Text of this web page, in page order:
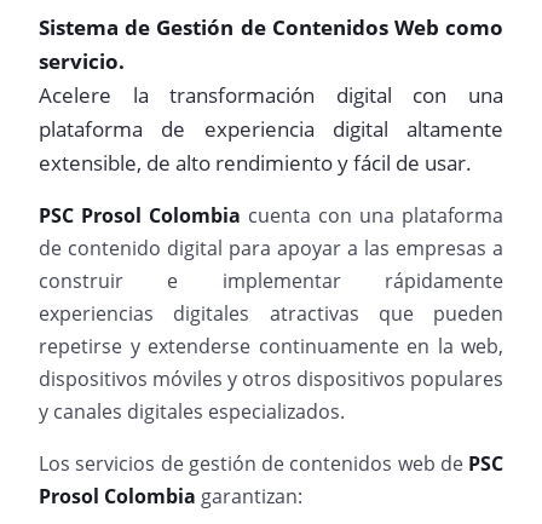
Sistema de Gestión de Contenidos Web como
servicio.
Acelere la transformación digital con una
plataforma de experiencia digital altamente
extensible, de alto rendimiento y fácil de usar.
PSC Prosol Colombia cuenta con una plataforma
de contenido digital para apoyar a las empresas a
construir e implementar rápidamente
experiencias digitales atractivas que pueden
repetirse y extenderse continuamente en la web,
dispositivos móviles y otros dispositivos populares
y canales digitales especializados.
Los servicios de gestión de contenidos web de PSC
Prosol Colombia garantizan: